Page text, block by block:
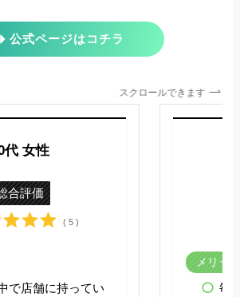
公式ページはコチラ
スクロールできます
代 女性
合評価
( 5 )
で店舗に持ってい
メリッ
毎